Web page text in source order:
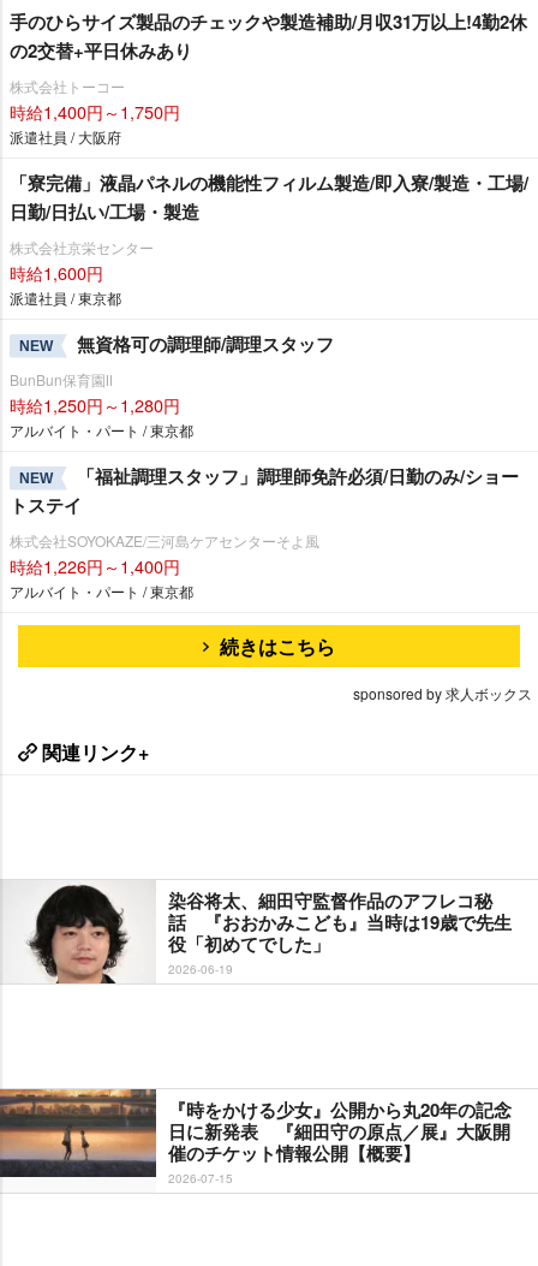
手のひらサイズ製品のチェックや製造補助/月収31万以上!4勤2休
の2交替+平日休みあり
株式会社トーコー
時給1,400円～1,750円
派遣社員 / 大阪府
「寮完備」液晶パネルの機能性フィルム製造/即入寮/製造・工場/
日勤/日払い/工場・製造
株式会社京栄センター
時給1,600円
派遣社員 / 東京都
NEW 無資格可の調理師/調理スタッフ
BunBun保育園Ⅱ
時給1,250円～1,280円
アルバイト・パート / 東京都
NEW
「福祉調理スタッフ」調理師免許必須/日勤のみ/ショー
トステイ
株式会社SOYOKAZE/三河島ケアセンターそよ風
時給1,226円～1,400円
アルバイト・パート / 東京都
続きはこちら
sponsored by 求人ボックス
関連リンク+
染谷将太、細田守監督作品のアフレコ秘
話 『おおかみこども』当時は19歳で先生
役「初めてでした」
2026-06-19
『時をかける少女』公開から丸20年の記念
日に新発表 『細田守の原点／展』大阪開
催のチケット情報公開【概要】
2026-07-15